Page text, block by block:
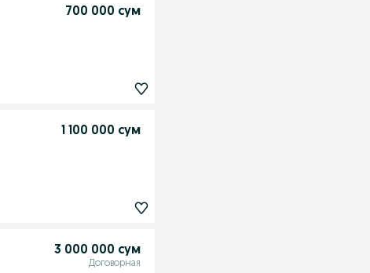
700 000 сум
1 100 000 сум
3 000 000 сум
Договорная